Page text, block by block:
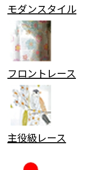
モダンスタイル
フロントレース
主役級レース